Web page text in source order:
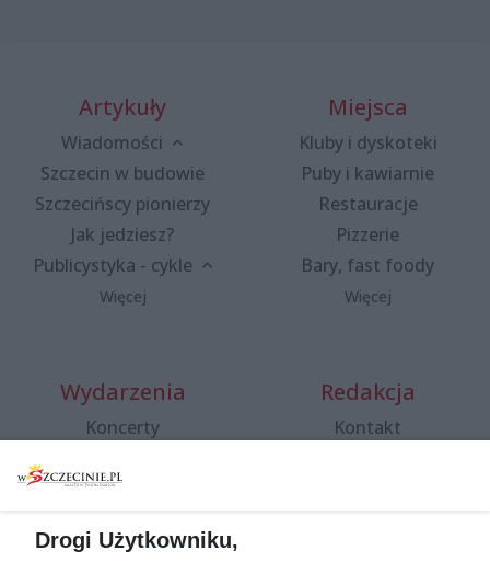
Artykuły
Wiadomości
Szczecin w budowie
Szczecińscy pionierzy
Jak jedziesz?
Publicystyka - cykle
Więcej
Miejsca
Kluby i dyskoteki
Puby i kawiarnie
Restauracje
Pizzerie
Bary, fast foody
Więcej
Wydarzenia
Koncerty
Spacery i oprowadzania
targi
Redakcja
Kontakt
Drogi Użytkowniku,